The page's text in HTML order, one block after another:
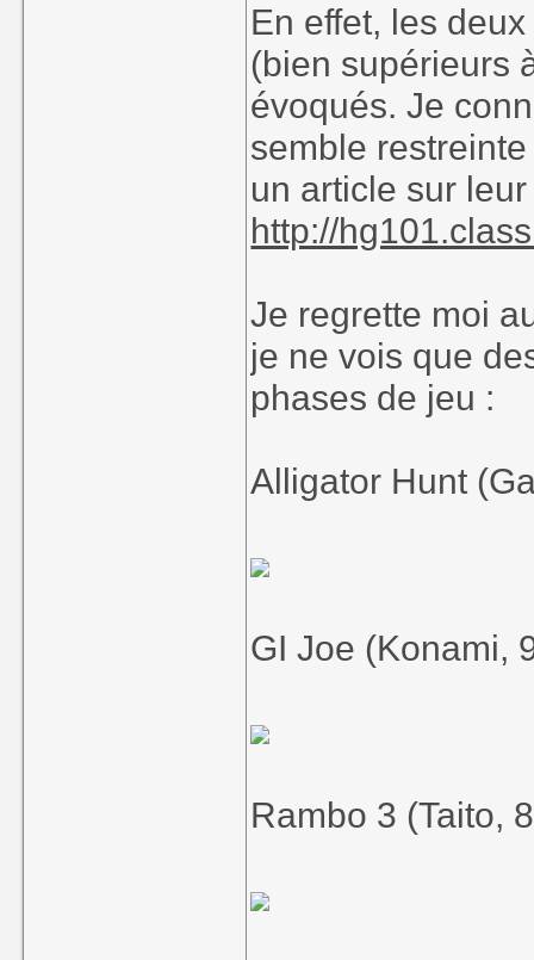
Je regrette que si
comme une
J'aimerais profiter
particulière.
Pour le moment,
Guns. En voyez-
En effet, les
(bien supérieurs
évoqués. Je
semble
un article sur
http://
Je regrette moi
je ne vois que
phases de jeu :
Alligator Hunt
GI Joe (Konami,
Rambo 3 (Taito,